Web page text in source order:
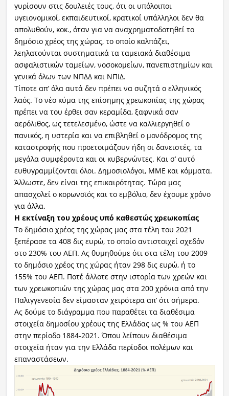
γυρίσουν στις δουλειές τους, ότι οι υπόλοιποι
υγειονομικοί, εκπαιδευτικοί, κρατικοί υπάλληλοι δεν θα
απολυθούν, κοκ., όταν για να αναχρηματοδοτηθεί το
δημόσιο χρέος της χώρας, το οποίο καλπάζει,
λεηλατούνται συστηματικά τα ταμειακά διαθέσιμα
ασφαλιστικών ταμείων, νοσοκομείων, πανεπιστημίων και
γενικά όλων των ΝΠΔΔ και ΝΠΙΔ.
Τίποτε απ’ όλα αυτά δεν πρέπει να συζητά ο ελληνικός
λαός. Το νέο κύμα της επίσημης χρεωκοπίας της χώρας
πρέπει να του έρθει σαν κεραμίδα, ξαφνικά σαν
αερόλιθος, ως τετελεσμένο, ώστε να καλλιεργηθεί ο
πανικός, η υστερία και να επιβληθεί ο μονόδρομος της
καταστροφής που προετοιμάζουν ήδη οι δανειστές, τα
μεγάλα συμφέροντα και οι κυβερνώντες. Και σ’ αυτό
ευθυγραμμίζονται όλοι. Δημοσιολόγοι, ΜΜΕ και κόμματα.
Άλλωστε, δεν είναι της επικαιρότητας. Τώρα μας
απασχολεί ο κορωνοϊός και το εμβόλιο, δεν έχουμε χρόνο
για άλλα.
Η εκτίναξη του χρέους υπό καθεστώς χρεωκοπίας
Το δημόσιο χρέος της χώρας μας στα τέλη του 2021
ξεπέρασε τα 408 δις ευρώ, το οποίο αντιστοιχεί σχεδόν
στο 230% του ΑΕΠ. Ας θυμηθούμε ότι στα τέλη του 2009
το δημόσιο χρέος της χώρας ήταν 298 δις ευρώ, ή το
155% του ΑΕΠ. Ποτέ άλλοτε στην ιστορία των χρεών και
των χρεωκοπιών της χώρας μας στα 200 χρόνια από την
Παλιγγενεσία δεν είμασταν χειρότερα απ’ ότι σήμερα.
Ας δούμε το διάγραμμα που παραθέτει τα διαθέσιμα
στοιχεία δημοσίου χρέους της Ελλάδας ως % του ΑΕΠ
στην περίοδο 1884-2021. Όπου λείπουν διαθέσιμα
στοιχεία ήταν για την Ελλάδα περίοδοι πολέμων και
επαναστάσεων.